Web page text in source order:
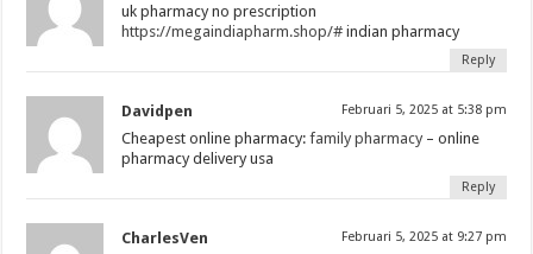
uk pharmacy no prescription
https://megaindiapharm.shop/# indian pharmacy
Reply
Davidpen Februari 5, 2025 at 5:38 pm
Cheapest online pharmacy:family pharmacy – online
pharmacy delivery usa
Reply
CharlesVen Februari 5, 2025 at 9:27 pm